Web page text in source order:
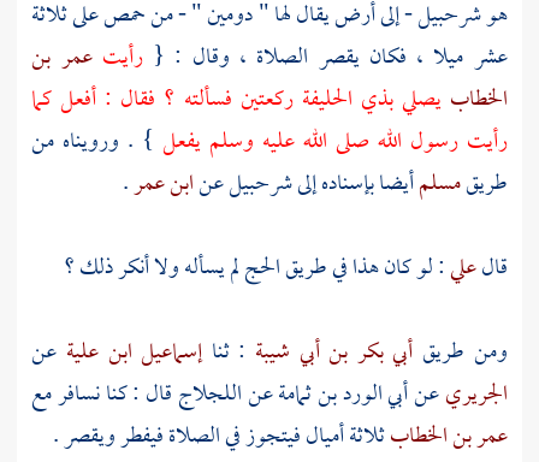
هو شرحبيل -إلى أرض يقال لها "دومين" - منحمصعلى ثلاثة
عشر ميلا ، فكان يقصر الصلاة ، وقال : {رأيتعمر بن
الخطابيصليبذي الحليفةركعتين فسألته ؟ فقال : أفعل كما
رأيت رسول الله صلى الله عليه وسلم يفعل } . ورويناه من
طريقمسلمأيضا بإسناده إلىشرحبيلعنابن عمر.
قالعلي: لو كان هذا في طريق الحج لم يسأله ولا أنكر ذلك ؟
ومن طريق أبي بكر بن أبي شيبة : ثناإسماعيل ابن علية عن
الجريريعن أبيالورد بن ثمامةعناللجلاجقال : كنا نسافر مع
عمر بن الخطابثلاثة أميال فيتجوز في الصلاة فيفطر ويقصر .